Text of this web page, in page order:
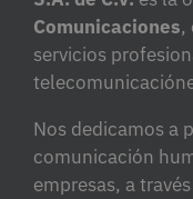
Comunicaciones,
servicios
Nos dedicamos a
comunicación
empresas, a